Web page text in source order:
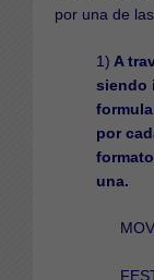
por una de
1) A
siendo
por
una.